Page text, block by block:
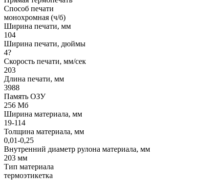
Способ печати
монохромная (ч/б)
Ширина печати, мм
104
Ширина печати, дюймы
4?
Скорость печати, мм/сек
203
Длина печати, мм
3988
Память ОЗУ
256 Мб
Ширина материала, мм
19-114
Толщина материала, мм
0,01-0,25
Внутренний диаметр рулона материала, мм
203 мм
Тип материала
термоэтикетка